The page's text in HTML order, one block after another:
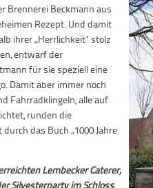
Brennerei Beckmann aus
Rezept. Und damit
ihrer „Herrlichkeit“ stolz
entwarf der
für sie speziell eine
Damit aber immer noch
Fahrradklingeln, alle auf
runden die
das Buch „1000 Jahre
Lembecker Caterer,
Silvesterparty im Schloss